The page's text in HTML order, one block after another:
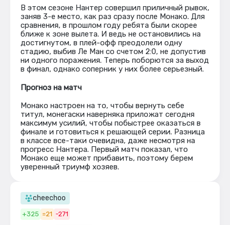
В этом сезоне Нантер совершил приличный рывок,
заняв 3-е место, как раз сразу после Монако. Для
сравнения, в прошлом году ребята были скорее
ближе к зоне вылета. И ведь не остановились на
достигнутом, в плей-офф преодолели одну
стадию, выбив Ле Ман со счетом 2:0, не допустив
ни одного поражения. Теперь поборются за выход
в финал, однако соперник у них более серьезный.
Прогноз на матч
Монако настроен на то, чтобы вернуть себе
титул, монегаски наверняка приложат сегодня
максимум усилий, чтобы побыстрее оказаться в
финале и готовиться к решающей серии. Разница
в классе все-таки очевидна, даже несмотря на
прогресс Нантера. Первый матч показал, что
Монако еще может прибавить, поэтому берем
уверенный триумф хозяев.
cheechoo
+325 =21 -271